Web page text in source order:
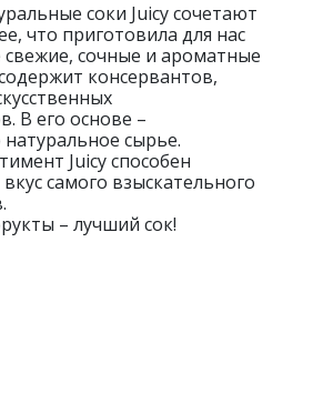
соки Juicy сочетают
что приготовила для нас
сочные и ароматные
консервантов,
В его основе –
сырье.
Juicy способен
самого взыскательного
– лучший сок!